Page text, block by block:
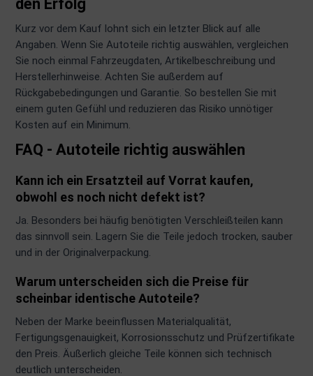
den Erfolg
Kurz vor dem Kauf lohnt sich ein letzter Blick auf alle
Angaben. Wenn Sie Autoteile richtig auswählen, vergleichen
Sie noch einmal Fahrzeugdaten, Artikelbeschreibung und
Herstellerhinweise. Achten Sie außerdem auf
Rückgabebedingungen und Garantie. So bestellen Sie mit
einem guten Gefühl und reduzieren das Risiko unnötiger
Kosten auf ein Minimum.
FAQ - Autoteile richtig auswählen
Kann ich ein Ersatzteil auf Vorrat kaufen,
obwohl es noch nicht defekt ist?
Ja. Besonders bei häufig benötigten Verschleißteilen kann
das sinnvoll sein. Lagern Sie die Teile jedoch trocken, sauber
und in der Originalverpackung.
Warum unterscheiden sich die Preise für
scheinbar identische Autoteile?
Neben der Marke beeinflussen Materialqualität,
Fertigungsgenauigkeit, Korrosionsschutz und Prüfzertifikate
den Preis. Äußerlich gleiche Teile können sich technisch
deutlich unterscheiden.